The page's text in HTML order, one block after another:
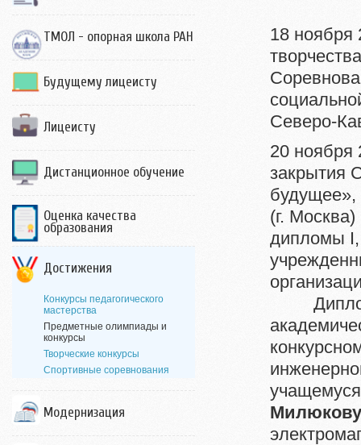
ТМОЛ - опорная школа РАН
Будущему лицеисту
Лицеисту
Дистанционное обучение
Оценка качества
образования
Достижения
Конкурсы педагогического
мастерства
Предметные олимпиады и
конкурсы
Творческие конкурсы
Спортивные соревнования
Модернизация
18 ноября
Северо-
20 ноября
закрытия
(г.
дипломы I,
Диплом